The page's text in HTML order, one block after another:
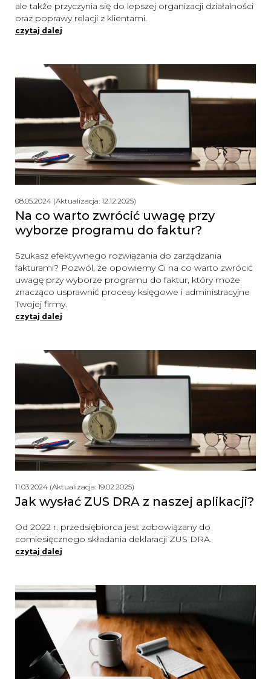
ale także przyczynia się do lepszej organizacji działalności
oraz poprawy relacji z klientami.
czytaj dalej
08.05.2024 (Aktualizacja: 12.12.2025)
Na co warto zwrócić uwagę przy
wyborze programu do faktur?
Szukasz efektywnego rozwiązania do zarządzania
fakturami? Pozwól, że opowiemy Ci na co warto zwrócić
uwagę przy wyborze programu do faktur, który może
znacząco usprawnić procesy księgowe i administracyjne
Twojej firmy.
czytaj dalej
11.03.2024 (Aktualizacja: 19.02.2025)
Jak wysłać ZUS DRA z naszej aplikacji?
Od 2022 r. przedsiębiorca jest zobowiązany do
comiesięcznego składania deklaracji ZUS DRA.
czytaj dalej